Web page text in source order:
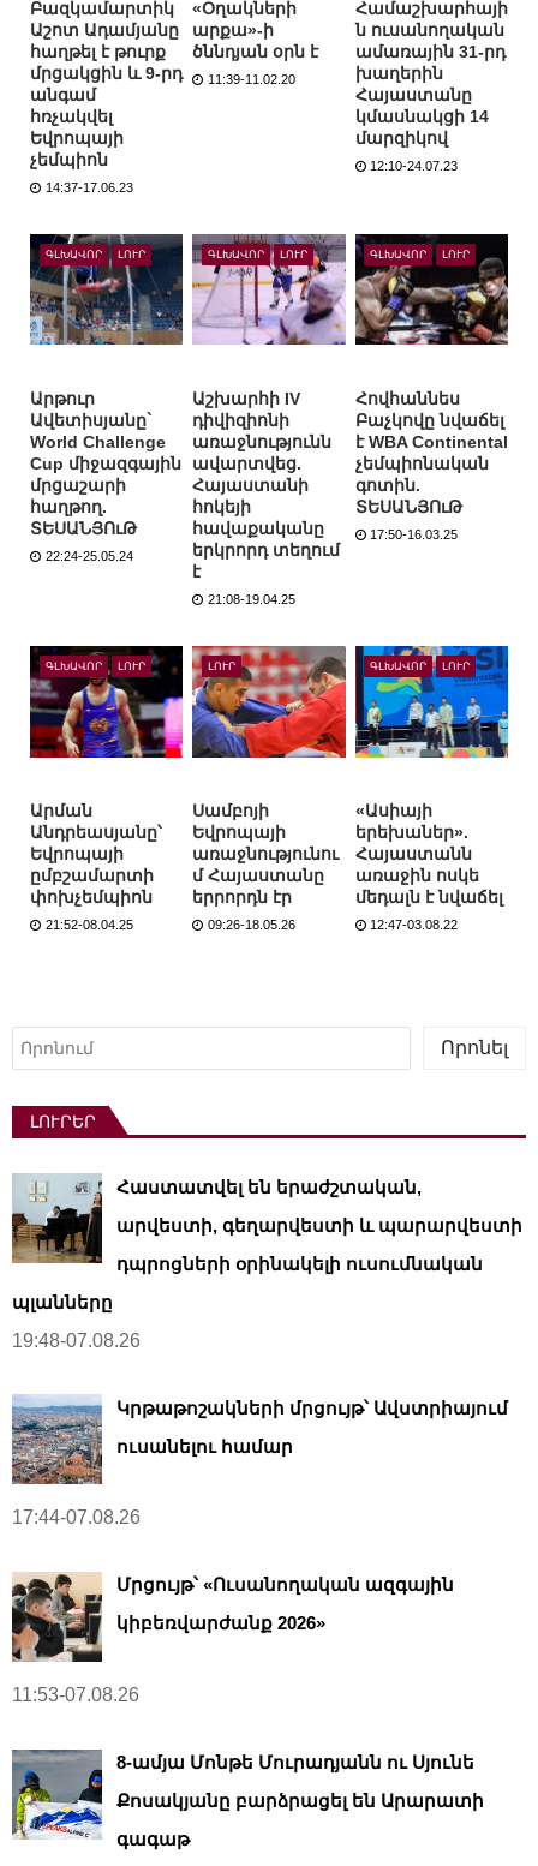
Բազկամարտիկ
Աշոտ Ադամյանը
հաղթել է թուրք
մրցակցին և 9-րդ
անգամ
հռչակվել
Եվրոպայի
չեմպիոն
14:37-17.06.23
«Օղակների
արքա»-ի
ծննդյան օրն է
11:39-11.02.20
Համաշխարհայի
ն ուսանողական
ամառային 31-րդ
խաղերին
Հայաստանը
կմասնակցի 14
մարզիկով
12:10-24.07.23
ԳԼԽԱՎՈՐ ԼՈՒՐ
Արթուր
Ավետիսյանը`
World Challenge
Cup միջազգային
մրցաշարի
հաղթող.
ՏԵՍԱՆՅՈւԹ
22:24-25.05.24
ԳԼԽԱՎՈՐ ԼՈՒՐ
Աշխարհի IV
դիվիզիոնի
առաջնությունն
ավարտվեց.
Հայաստանի
հոկեյի
հավաքականը
երկրորդ տեղում
է
21:08-19.04.25
ԳԼԽԱՎՈՐ ԼՈՒՐ
Հովհաննես
Բաչկովը նվաճել
է WBA Continental
չեմպիոնական
գոտին.
ՏԵՍԱՆՅՈւԹ
17:50-16.03.25
ԳԼԽԱՎՈՐ ԼՈՒՐ
Արման
Անդրեասյանը՝
Եվրոպայի
ըմբշամարտի
փոխչեմպիոն
21:52-08.04.25
ԼՈՒՐ
Սամբոյի
Եվրոպայի
առաջնությունու
մ Հայաստանը
երրորդն էր
09:26-18.05.26
ԳԼԽԱՎՈՐ ԼՈՒՐ
«Ասիայի
երեխաներ».
Հայաստանն
առաջին ոսկե
մեդալն է նվաճել
12:47-03.08.22
Որոնել
Որոնել
ԼՈՒՐԵՐ
Հաստատվել են երաժշտական,
արվեստի, գեղարվեստի և պարարվեստի
դպրոցների օրինակելի ուսումնական
պլանները
19:48-07.08.26
Կրթաթոշակների մրցույթ՝ Ավստրիայում
ուսանելու համար
17:44-07.08.26
Մրցույթ՝ «Ուսանողական ազգային
կիբեռվարժանք 2026»
11:53-07.08.26
8-ամյա Մոնթե Մուրադյանն ու Սյունե
Քոսակյանը բարձրացել են Արարատի
գագաթ